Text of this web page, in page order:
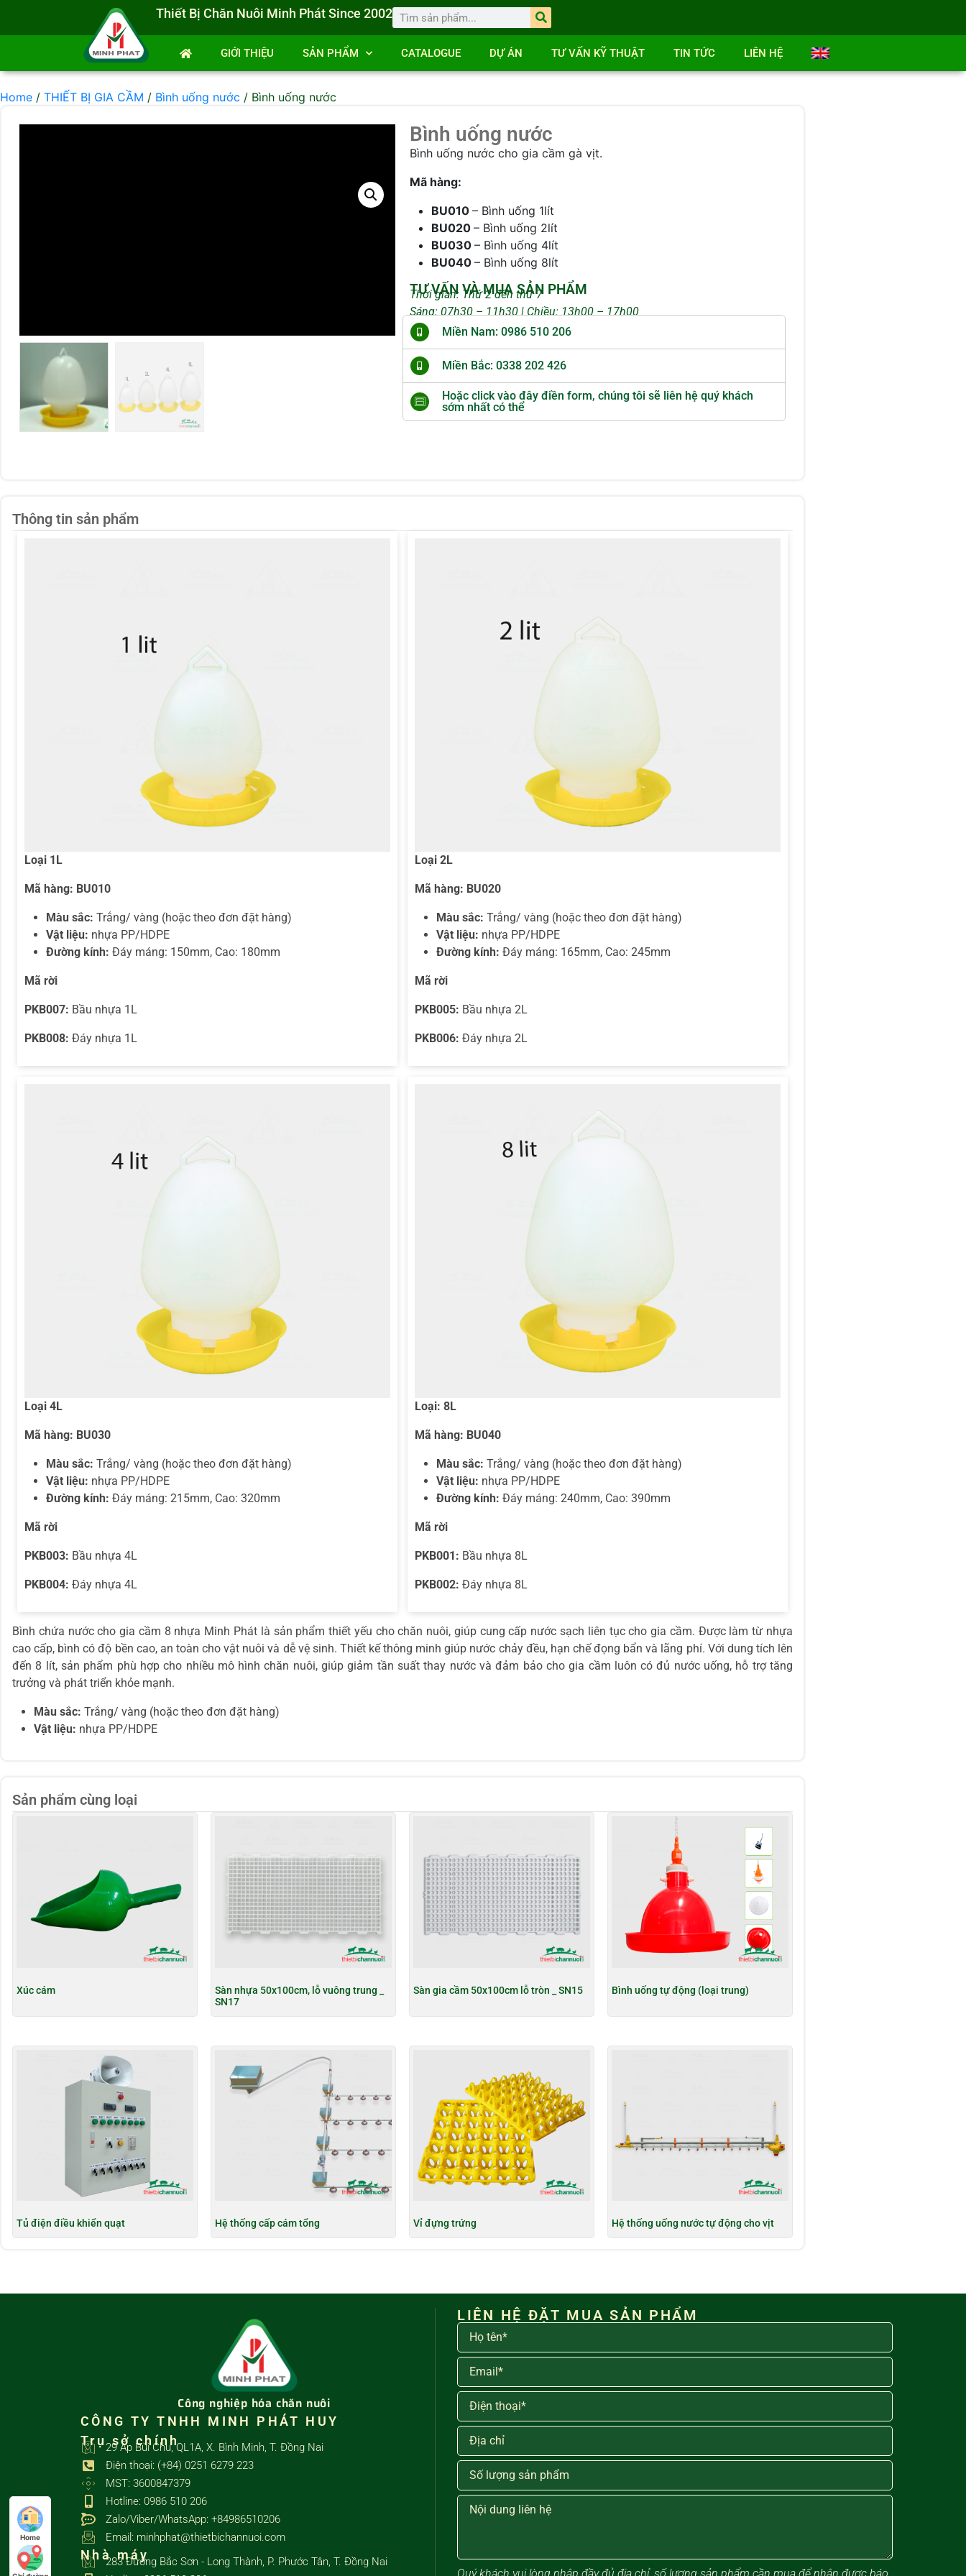
Thiết Bị Chăn Nuôi Minh Phát Since 2002
GIỚI THIỆU SẢN PHẨM CATALOGUE DỰ ÁN TƯ VẤN KỸ THUẬT TIN TỨC LIÊN HỆ
Home / THIẾT BỊ GIA CẦM / Bình uống nước / Bình uống nước
Bình uống nước
Bình uống nước cho gia cầm gà vịt.
Mã hàng:
BU010 – Bình uống 1lít
BU020 – Bình uống 2lít
BU030 – Bình uống 4lít
BU040 – Bình uống 8lít
TƯ VẤN VÀ MUA SẢN PHẨM
Thời gian: Thứ 2 đến thứ 7
Sáng: 07h30 – 11h30 | Chiều: 13h00 – 17h00
Miền Nam: 0986 510 206
Miền Bắc: 0338 202 426
Hoặc click vào đây điền form, chúng tôi sẽ liên hệ quý khách
sớm nhất có thể
Thông tin sản phẩm
Loại 1L
Mã hàng: BU010
Màu sắc: Trắng/ vàng (hoặc theo đơn đặt hàng)
Vật liệu: nhựa PP/HDPE
Đường kính: Đáy máng: 150mm, Cao: 180mm
Mã rời
PKB007: Bầu nhựa 1L
PKB008: Đáy nhựa 1L
Loại 2L
Mã hàng: BU020
Màu sắc: Trắng/ vàng (hoặc theo đơn đặt hàng)
Vật liệu: nhựa PP/HDPE
Đường kính: Đáy máng: 165mm, Cao: 245mm
Mã rời
PKB005: Bầu nhựa 2L
PKB006: Đáy nhựa 2L
Loại 4L
Mã hàng: BU030
Màu sắc: Trắng/ vàng (hoặc theo đơn đặt hàng)
Vật liệu: nhựa PP/HDPE
Đường kính: Đáy máng: 215mm, Cao: 320mm
Mã rời
PKB003: Bầu nhựa 4L
PKB004: Đáy nhựa 4L
Loại: 8L
Mã hàng: BU040
Màu sắc: Trắng/ vàng (hoặc theo đơn đặt hàng)
Vật liệu: nhựa PP/HDPE
Đường kính: Đáy máng: 240mm, Cao: 390mm
Mã rời
PKB001: Bầu nhựa 8L
PKB002: Đáy nhựa 8L
Bình chứa nước cho gia cầm 8 nhựa Minh Phát là sản phẩm thiết yếu cho chăn nuôi, giúp cung cấp nước sạch liên tục cho gia cầm. Được làm từ nhựa
cao cấp, bình có độ bền cao, an toàn cho vật nuôi và dễ vệ sinh. Thiết kế thông minh giúp nước chảy đều, hạn chế đọng bẩn và lãng phí. Với dung tích lên
đến 8 lít, sản phẩm phù hợp cho nhiều mô hình chăn nuôi, giúp giảm tần suất thay nước và đảm bảo cho gia cầm luôn có đủ nước uống, hỗ trợ tăng
trưởng và phát triển khỏe mạnh.
Màu sắc: Trắng/ vàng (hoặc theo đơn đặt hàng)
Vật liệu: nhựa PP/HDPE
Sản phẩm cùng loại
Xúc cám
Sàn nhựa 50x100cm, lỗ vuông trung _
SN17
Sàn gia cầm 50x100cm lỗ tròn _ SN15 Bình uống tự động (loại trung)
Tủ điện điều khiển quạt Hệ thống cấp cám tổng Vỉ đựng trứng Hệ thống uống nước tự động cho vịt
Công nghiệp hóa chăn nuôi
CÔNG TY TNHH MINH PHÁT HUY
Trụ sở chính
29 Ấp Bùi Chu, QL1A, X. Bình Minh, T. Đồng Nai
Điện thoại: (+84) 0251 6279 223
MST: 3600847379
Hotline: 0986 510 206
Zalo/Viber/WhatsApp: +84986510206
Email: minhphat@thietbichannuoi.com
Nhà máy
283 Đường Bắc Sơn - Long Thành, P. Phước Tân, T. Đồng Nai
LIÊN HỆ ĐẶT MUA SẢN PHẨM
Home